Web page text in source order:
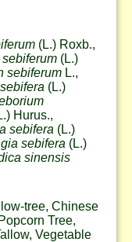
(L.) Roxb.,
(L.)
sebiferum L.,
(L.)
Hurus.,
sebifera (L.)
sebifera (L.)
sinensis
tree, Chinese
Tree,
Vegetable